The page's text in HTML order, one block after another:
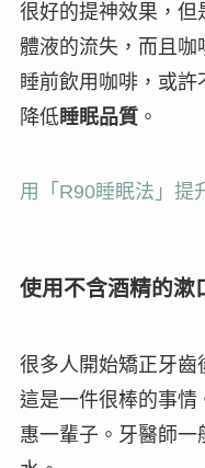
很好的提神效果，但
體液的流失，而且
睡前飲用咖啡，或
降低睡眠品質。
用「R90睡眠法」提
使用不含酒精的漱
很多人開始矯正牙齒
這是一件很棒的事情
惠一輩子 。牙醫師